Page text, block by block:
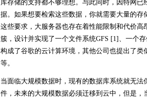
库存储的支持都不够理想。与此同时，因特网
据。如果想要检索这些数据，你就需要大量的
这些要求，大服务器也存在着性能限制和代价
簇，设计并实现了一个文件系统GFS [1]、一个
构成了谷歌的云计算环境，其他公司也提出了
等。
当面临大规模数据时，现有的数据库系统就无
件，未来的大规模数据必须迁移到云中，但是